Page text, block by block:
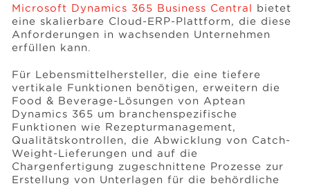
Microsoft Dynamics 365 Business Central bietet
eine skalierbare Cloud-ERP-Plattform, die diese
Anforderungen in wachsenden Unternehmen
erfüllen kann.
Für Lebensmittelhersteller, die eine tiefere
vertikale Funktionen benötigen, erweitern die
Food & Beverage-Lösungen von Aptean
Dynamics 365 um branchenspezifische
Funktionen wie Rezepturmanagement,
Qualitätskontrollen, die Abwicklung von Catch-
Weight-Lieferungen und auf die
Chargenfertigung zugeschnittene Prozesse zur
Erstellung von Unterlagen für die behördliche